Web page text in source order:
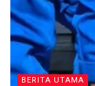
BERITA UTAMA